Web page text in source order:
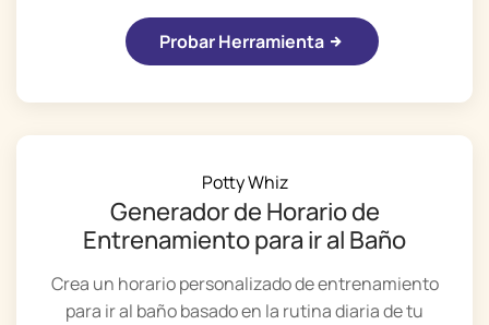
Probar Herramienta
Potty Whiz
Generador de Horario de
Entrenamiento para ir al Baño
Crea un horario personalizado de entrenamiento
para ir al baño basado en la rutina diaria de tu